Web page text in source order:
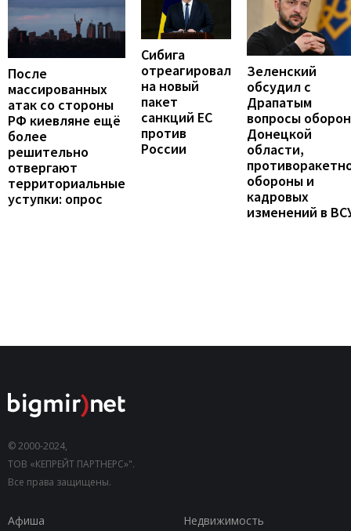
После
массированных
атак со стороны
РФ киевляне ещё
более
решительно
отвергают
территориальные
уступки: опрос
Сибига
отреагировал
на новый
пакет
санкций ЕС
против
России
Зеленский
обсудил с
Драпатым
вопросы
Донецкой
области,
обороны и
кадровых
изменений в
© 2000-2024,
ТОВ «КЕПРЕЙТ ПАРТНЕРС»".
Все права защищены.
Афиша
Недвижимость